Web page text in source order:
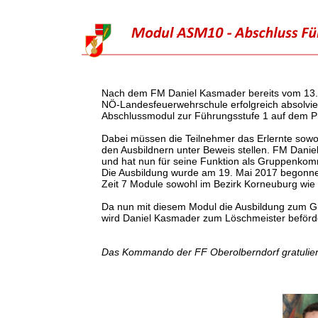
Nach dem FM Daniel Kasmader bereits vom
NÖ-Landesfeuerwehrschule erfolgreich
Abschlussmodul zur Führungsstufe 1 auf dem
Dabei müssen die Teilnehmer das Erlernte
den Ausbildnern unter Beweis stellen. FM
und hat nun für seine Funktion als
Die Ausbildung wurde am 19. Mai 2017
Zeit 7 Module sowohl im Bezirk Korneuburg
Da nun mit diesem Modul die Ausbildung zum
wird Daniel Kasmader zum Löschmeister
Das Kommando der FF Oberolberndorf